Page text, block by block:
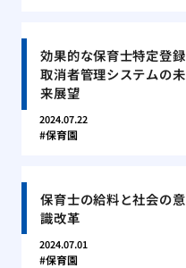
効果的な保育士特定登録
取消者管理システムの未
来展望
2024.07.22
保育園
保育士の給料と社会の意
識改革
2024.07.01
保育園